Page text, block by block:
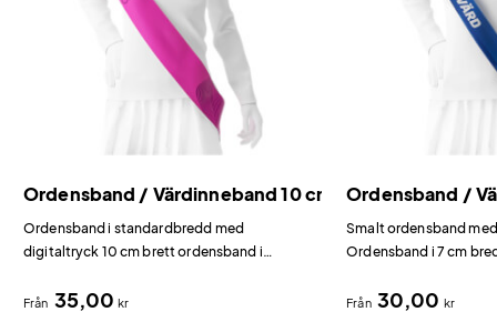
Ordensband / Värdinneband 10 cm
Ordensband i standardbredd med
digitaltryck 10 cm brett ordensband i
beställda bredd.
Från 35,00kr
Ordensband /
Smalt ordensband
Ordensband i 7 cm
Från 30,00 kr